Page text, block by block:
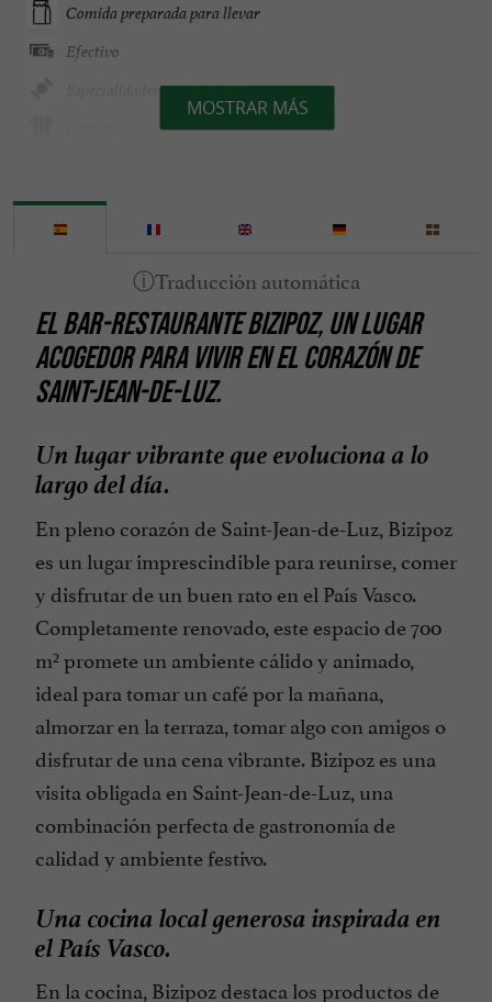
Comida preparada para llevar
Efectivo
Parking
Se habla Español
Se habla Inglés
Se habla Italiano
Tarjetas de Crédito admitidas
MOSTRAR MÁS
EL BAR-RESTAURANTE BIZIPOZ, UN LUGAR
ACOGEDOR PARA VIVIR EN EL CORAZÓN DE
SAINT-JEAN-DE-LUZ.
Un lugar vibrante que evoluciona a lo
largo del día.
En pleno corazón de Saint-Jean-de-Luz, Bizipoz
es un lugar imprescindible para reunirse, comer
y disfrutar de un buen rato en el País Vasco.
Completamente renovado, este espacio de 700
m² promete un ambiente cálido y animado,
ideal para tomar un café por la mañana,
almorzar en la terraza, tomar algo con amigos o
disfrutar de una cena vibrante. Bizipoz es una
visita obligada en Saint-Jean-de-Luz, una
combinación perfecta de gastronomía de
calidad y ambiente festivo.
Una cocina local generosa inspirada en
el País Vasco.
En la cocina, Bizipoz destaca los productos de